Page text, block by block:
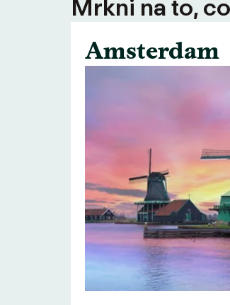
Mrkni na to,
Amsterdam